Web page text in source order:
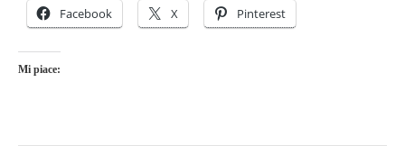
Facebook X Pinterest
Mi piace: